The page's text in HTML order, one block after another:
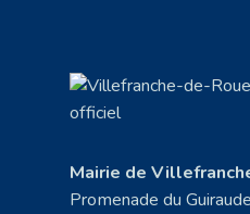
Mairie de
Promenade du